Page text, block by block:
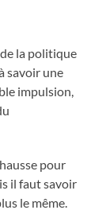
la politique
savoir une
impulsion,
pour
il faut savoir
le même.